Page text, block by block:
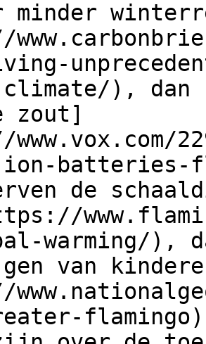
climate/),
zout]
batteries-
de
warming/),
van